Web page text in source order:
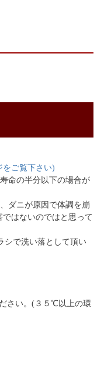
をご覧下さい)
命の半分以下の場合が
ダニが原因で体調を崩
はないのではと思って
シで洗い落として頂い
さい。(３５℃以上の環